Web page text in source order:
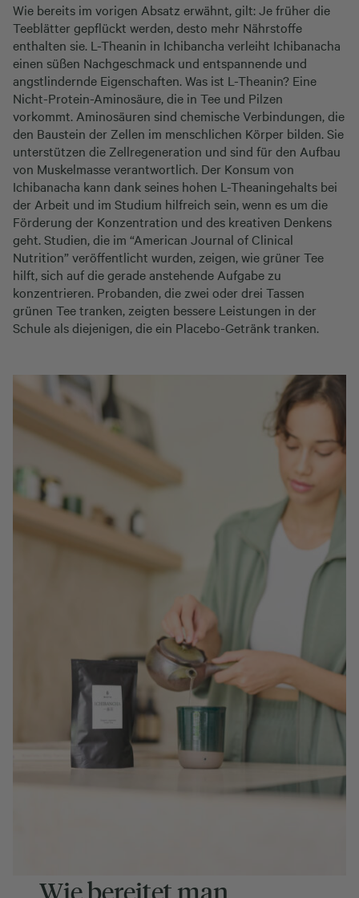
Wie bereits im vorigen Absatz erwähnt, gilt: Je früher die
Teeblätter gepflückt werden, desto mehr Nährstoffe
enthalten sie. L-Theanin in Ichibancha verleiht Ichibanacha
einen süßen Nachgeschmack und entspannende und
angstlindernde Eigenschaften. Was ist L-Theanin? Eine
Nicht-Protein-Aminosäure, die in Tee und Pilzen
vorkommt. Aminosäuren sind chemische Verbindungen, die
den Baustein der Zellen im menschlichen Körper bilden. Sie
unterstützen die Zellregeneration und sind für den Aufbau
von Muskelmasse verantwortlich. Der Konsum von
Ichibanacha kann dank seines hohen L-Theaningehalts bei
der Arbeit und im Studium hilfreich sein, wenn es um die
Förderung der Konzentration und des kreativen Denkens
geht. Studien, die im “American Journal of Clinical
Nutrition” veröffentlicht wurden, zeigen, wie grüner Tee
hilft, sich auf die gerade anstehende Aufgabe zu
konzentrieren. Probanden, die zwei oder drei Tassen
grünen Tee tranken, zeigten bessere Leistungen in der
Schule als diejenigen, die ein Placebo-Getränk tranken.
Wie bereitet man